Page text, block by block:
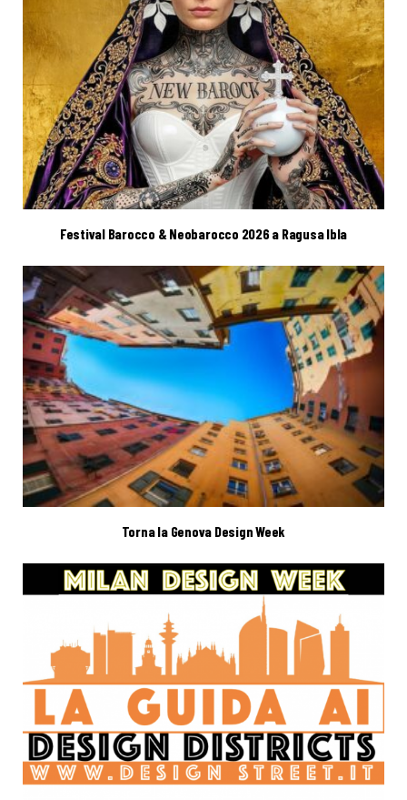
Festival Barocco & Neobarocco 2026 a Ragusa Ibla
Torna la Genova Design Week